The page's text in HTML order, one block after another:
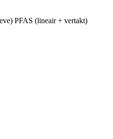
PFAS (lineair + vertakt)